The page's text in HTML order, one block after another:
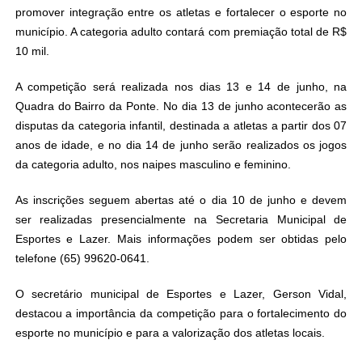
promover integração entre os atletas e fortalecer o esporte no
município. A categoria adulto contará com premiação total de R$
10 mil.
A competição será realizada nos dias 13 e 14 de junho, na
Quadra do Bairro da Ponte. No dia 13 de junho acontecerão as
disputas da categoria infantil, destinada a atletas a partir dos 07
anos de idade, e no dia 14 de junho serão realizados os jogos
da categoria adulto, nos naipes masculino e feminino.
As inscrições seguem abertas até o dia 10 de junho e devem
ser realizadas presencialmente na Secretaria Municipal de
Esportes e Lazer. Mais informações podem ser obtidas pelo
telefone (65) 99620-0641.
O secretário municipal de Esportes e Lazer, Gerson Vidal,
destacou a importância da competição para o fortalecimento do
esporte no município e para a valorização dos atletas locais.